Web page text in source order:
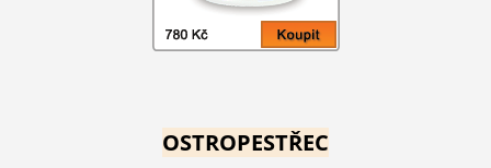
OSTROPESTŘEC